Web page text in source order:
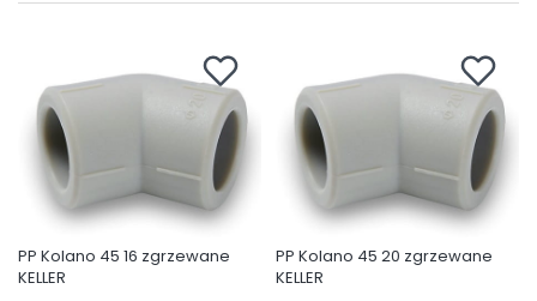
PP Kolano 45 16 zgrzewane
KELLER
PP Kolano 45 20 zgrzewane
KELLER